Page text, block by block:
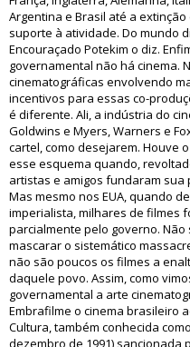
Argentina e Brasil até a
suporte à atividade. Do mundo
Encouraçado Potekim o diz.
governamental não há cinema.
cinematográficas envolvendo
incentivos para essas co-
é diferente. Ali, a indústria do
Goldwins e Myers, Warners e
cartel, como desejarem. Houve
esse esquema quando,
artistas e amigos fundaram sua
Mas mesmo nos EUA, quando
imperialista, milhares de filmes
parcialmente pelo governo.
mascarar o sistemático
não são poucos os filmes a
daquele povo. Assim, como
governamental a arte
Embrafilme o cinema brasileiro
Cultura, também conhecida
dezembro de 1991) sancionada